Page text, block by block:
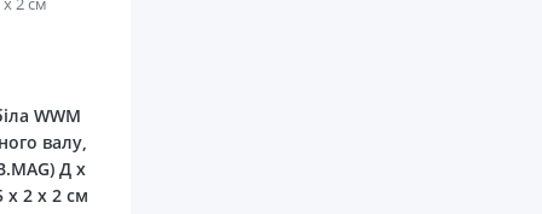
WWM
валу,
Д х
2 х 2 см